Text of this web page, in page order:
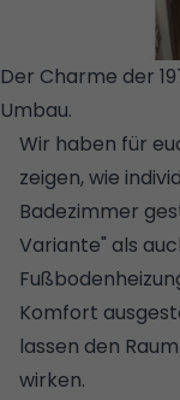
Der Charme der
Umbau.
Wir haben für
zeigen, wie
Badezimmer
Variante" als
Komfort
lassen den
wirken.